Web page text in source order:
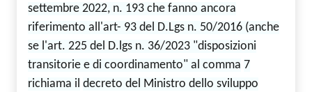
settembre 2022, n. 193 che fanno ancora
riferimento all'art- 93 del D.Lgs n. 50/2016 (anche
se l'art. 225 del D.lgs n. 36/2023 "disposizioni
transitorie e di coordinamento" al comma 7
richiama il decreto del Ministro dello sviluppo